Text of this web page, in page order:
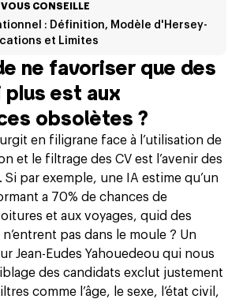
CONSEILLE
: Définition, Modèle d'Hersey-
et Limites
ne favoriser que des
est aux
obsolètes ?
en filigrane face à l’utilisation de
et le filtrage des CV est l’avenir des
par exemple, une IA estime qu’un
a 70% de chances de
et aux voyages, quid des
pas dans le moule ? Un
Jean-Eudes Yahouedeou qui nous
des candidats exclut justement
comme l’âge, le sexe, l’état civil,